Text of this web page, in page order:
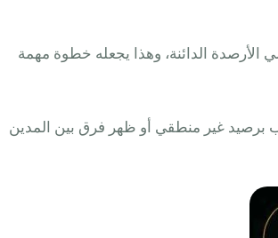
الأرصدة الدائنة، وهذا يجعله خطوة مهمة
برصيد غير منطقي أو ظهر فرق بين المدين